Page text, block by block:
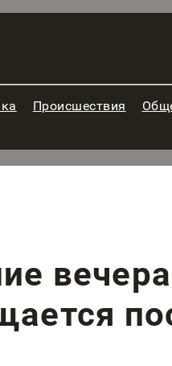
Происшествия